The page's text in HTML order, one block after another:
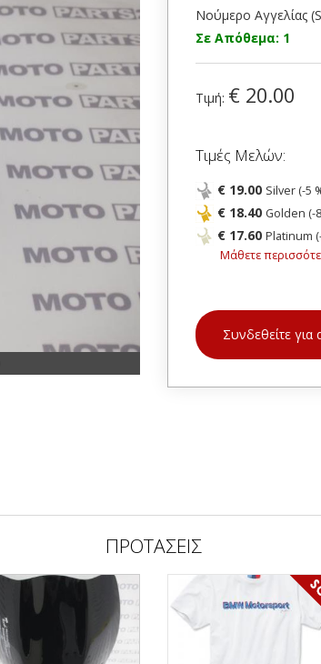
Νούμερο Αγγελίας
Σε Απόθεμα: 1
Τιμή: € 20.00
Τιμές Μελών:
€ 19.00 Silver (-5
€ 18.40 Golden (-
€ 17.60 Platinum
Μάθετε
Συνδεθείτε για
ΠΡΟΤΑΣΕΙΣ